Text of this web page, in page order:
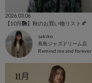
2026.03.06
【10月🎑】秋のお買い物リスト🍂
sakiko
長島ジャズドリーム店
Remind me and forever